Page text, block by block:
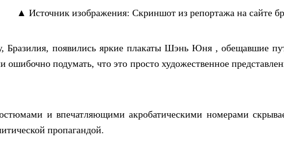
▲ Источник изображения: Скриншот из репортажа на сайте
Бразилия, появились яркие плакаты Шэнь Юня , обещавшие
подумать, что это просто художественное
и впечатляющими акробатическими номерами
пропагандой.